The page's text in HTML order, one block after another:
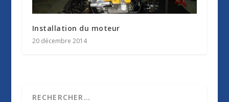
Installation du moteur
20 décembre 2014